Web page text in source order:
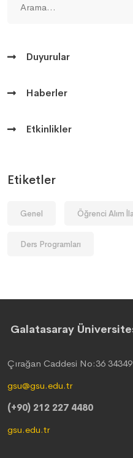
Duyurular
Haberler
Etkinlikler
Etiketler
Genel Öğrenci Alım
Ders Programları
Galatasaray
Çırağan Caddesi No:36
gsu@gsu.edu.tr
(+90) 212 227 4480
gsu.edu.tr